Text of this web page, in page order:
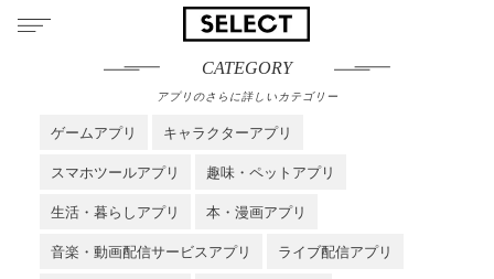
CATEGORY
アプリのさらに詳しいカテゴリー
ゲームアプリ
キャラクターアプリ
スマホツールアプリ
趣味・ペットアプリ
生活・暮らしアプリ
本・漫画アプリ
音楽・動画配信サービスアプリ
ライブ配信アプリ